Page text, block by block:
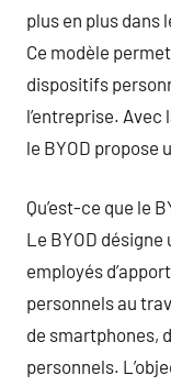
plus en plus dans
Ce modèle
dispositifs
l’entreprise.
le BYOD propose
Qu’est-ce que le
Le BYOD
employés
personnels au
de smartphones,
personnels.